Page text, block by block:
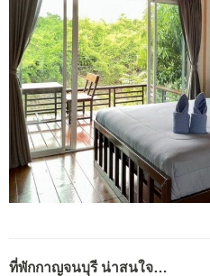
ที่พักกาญจนบุรี น่าสนใจ…